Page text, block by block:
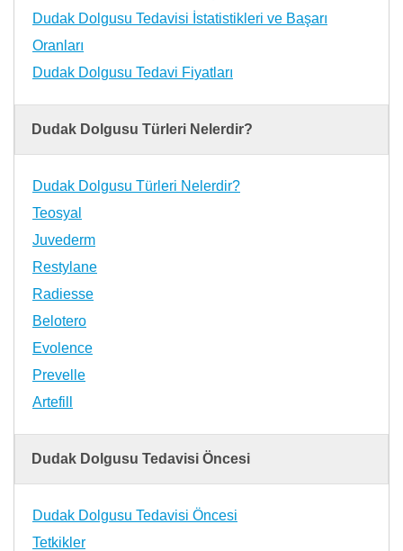
Dudak Dolgusu Tedavisi İstatistikleri ve Başarı
Oranları
Dudak Dolgusu Tedavi Fiyatları
Dudak Dolgusu Türleri Nelerdir?
Dudak Dolgusu Türleri Nelerdir?
Teosyal
Juvederm
Restylane
Radiesse
Belotero
Evolence
Prevelle
Artefill
Dudak Dolgusu Tedavisi Öncesi
Dudak Dolgusu Tedavisi Öncesi
Tetkikler